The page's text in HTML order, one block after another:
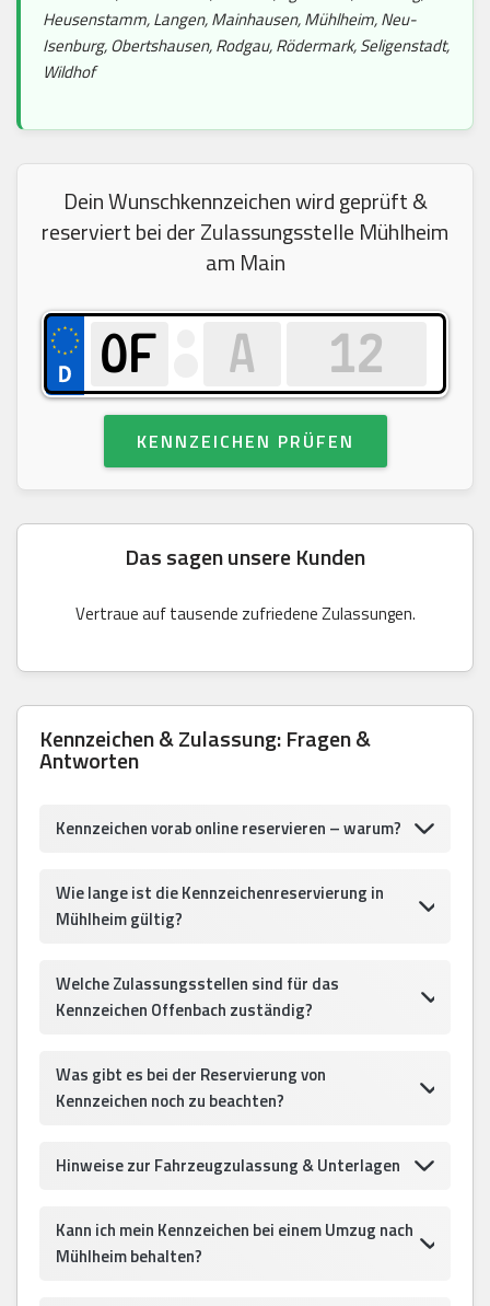
Heusenstamm, Langen, Mainhausen, Mühlheim, Neu-
Isenburg, Obertshausen, Rodgau, Rödermark, Seligenstadt,
Wildhof
Dein Wunschkennzeichen wird geprüft &
reserviert bei der Zulassungsstelle Mühlheim
am Main
KENNZEICHEN PRÜFEN
Das sagen unsere Kunden
Vertraue auf tausende zufriedene Zulassungen.
Kennzeichen & Zulassung: Fragen &
Antworten
Kennzeichen vorab online reservieren – warum?
Wie lange ist die Kennzeichenreservierung in
Mühlheim gültig?
Welche Zulassungsstellen sind für das
Kennzeichen Offenbach zuständig?
Was gibt es bei der Reservierung von
Kennzeichen noch zu beachten?
Hinweise zur Fahrzeugzulassung & Unterlagen
Kann ich mein Kennzeichen bei einem Umzug nach
Mühlheim behalten?